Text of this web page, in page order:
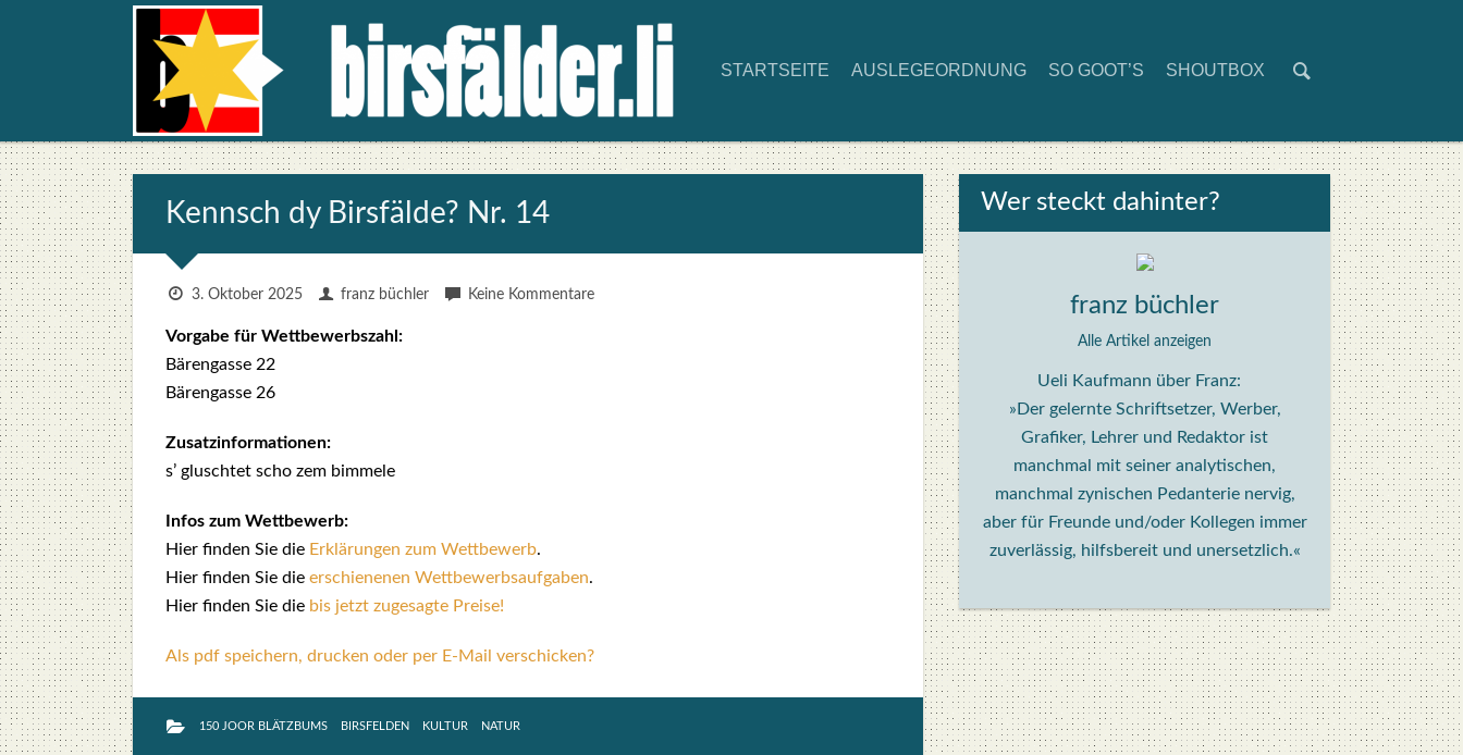
START­SEI­TE AUS­LE­GE­ORD­NUNG SO GOOT’S SHOUT­BOX
Kennsch dy Birs­fäl­de? Nr. 14
3. Oktober 2025 franz büchler Keine Kommentare
Vor­ga­be für Wett­be­werbs­zahl:
Bären­gas­se 22
Bären­gas­se 26
Zusatz­in­for­ma­tio­nen:
s’ glusch­tet scho zem bim­me­le
Infos zum Wett­be­werb:
Hier fin­den Sie die Erklä­run­gen zum Wett­be­werb.
Hier fin­den Sie die erschie­ne­nen Wett­be­werbs­auf­ga­ben.
Hier fin­den Sie die bis jetzt zuge­sag­te Prei­se!
Als pdf speichern, drucken oder per E-Mail verschicken?
150 JOOR BLÄTZBUMS BIRSFELDEN KULTUR NATUR
Wer steckt dahin­ter?
franz büchler
Alle Artikel anzeigen
Ueli Kaufmann über Franz:
»Der gelernte Schriftsetzer, Werber,
Grafiker, Lehrer und Redaktor ist
manchmal mit seiner analytischen,
manchmal zynischen Pedanterie nervig,
aber für Freunde und/oder Kollegen immer
zuverlässig, hilfsbereit und unersetzlich.«